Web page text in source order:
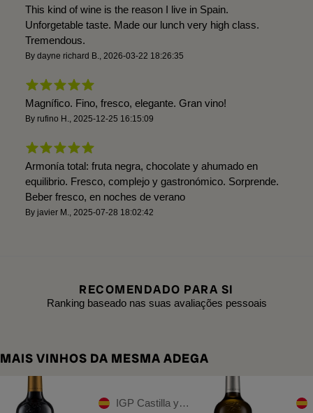
This kind of wine is the reason I live in Spain.
Unforgetable taste. Made our lunch very high class.
Tremendous.
By dayne richard B. 2026-03-22 18:26:35
Magnífico. Fino, fresco, elegante. Gran vino!
By rufino H. 2025-12-25 16:15:09
Armonía total: fruta negra, chocolate y ahumado en
equilibrio. Fresco, complejo y gastronómico. Sorprende.
Beber fresco, en noches de verano
By javier M. 2025-07-28 18:02:42
RECOMENDADO PARA SI
Ranking baseado nas suas avaliações pessoais
MAIS VINHOS DA MESMA ADEGA
IGP Castilla y León